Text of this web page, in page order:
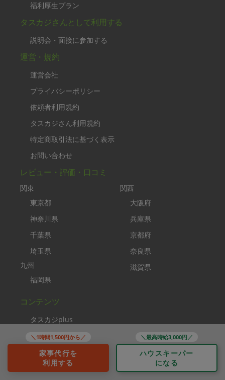
＼1時間1,500円から／
家事代行を
利用する
＼最高時給3,000円／
ハウスキーパー
になる
福利厚生プラン
タスカジさんとして利用する
説明会・面接に参加する
運営・規約
運営会社
プライバシーポリシー
依頼者利用規約
タスカジさん利用規約
特定商取引法に基づく表示
お問い合わせ
レビュー・評価・口コミ
関東
東京都
神奈川県
千葉県
埼玉県
九州
福岡県
関西
大阪府
兵庫県
京都府
奈良県
滋賀県
コンテンツ
タスカジplus
助家事さん
タスカジブートキャンプ
家事クリエイター